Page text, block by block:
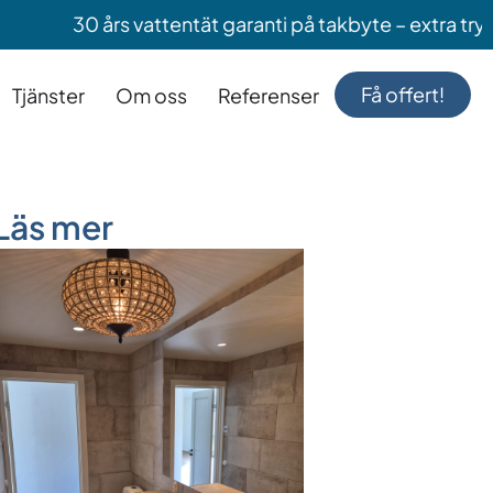
vattentät garanti på takbyte – extra trygghet när
Tjänster Om oss Referenser Få offert!
mer